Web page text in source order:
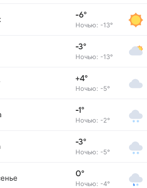
-6°
Ночью: -13°
-3°
Ночью: -13°
+4°
Ночью: -5°
-1°
Ночью: -2°
-3°
Ночью: -5°
0°
Ночью: -4°